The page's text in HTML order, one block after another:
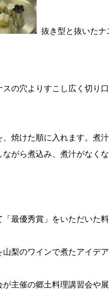
抜き型と抜いたナ
の穴よりすこし広く切り
焼けた順に入れます。煮
がら煮込み、煮汁がなく
最優秀賞」をいただいた
梨のワインで煮たアイデ
主催の郷土料理講習会や